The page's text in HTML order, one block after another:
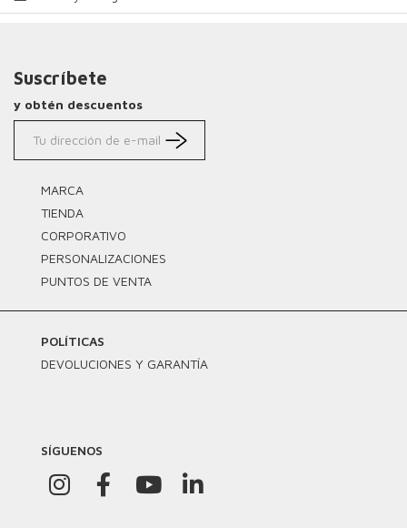
Suscríbete
y obtén descuentos
MARCA
TIENDA
CORPORATIVO
PERSONALIZACIONES
PUNTOS DE VENTA
POLÍTICAS
DEVOLUCIONES Y GARANTÍA
SÍGUENOS